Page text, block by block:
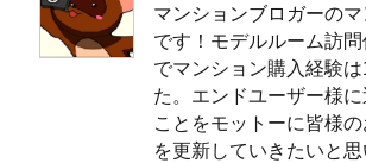
マンションブロガーの
です！モデルルーム訪
でマンション購入経験
た。エンドユーザー様
ことをモットーに皆様
を更新していきたいと思